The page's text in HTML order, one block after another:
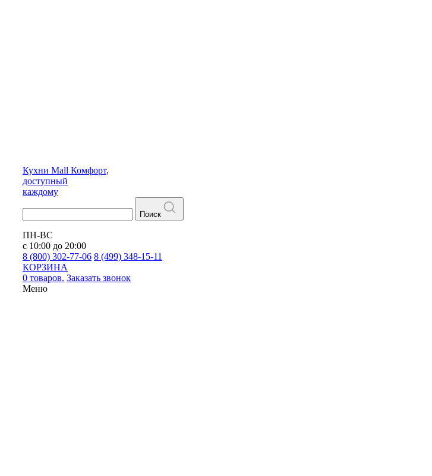
Кухни Mall Комфорт,
доступный
каждому
Поиск
ПН-ВС
с 10:00 до 20:00
8 (800) 302-77-06 8 (499) 348-15-11
КОРЗИНА
0 товаров. Заказать звонок
Меню